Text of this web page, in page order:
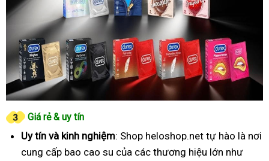
Giá rẻ & uy tín
Uy tín và kinh nghiệm: Shop heloshop.net tự hào là nơi
cung cấp bao cao su của các thương hiệu lớn như